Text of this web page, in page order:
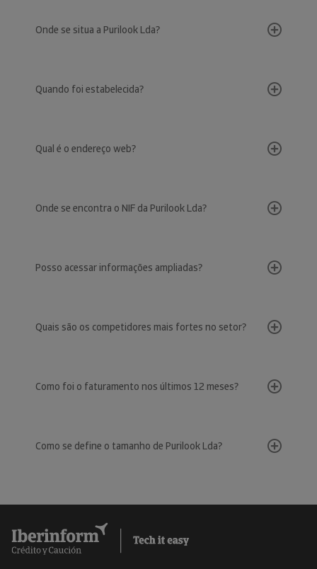
Onde se situa a Purilook Lda?
Quando foi estabelecida?
Qual é o endereço web?
Onde se encontra o NIF da Purilook Lda?
Posso acessar informações ampliadas?
Quais são os competidores mais fortes no setor?
Como foi o faturamento nos últimos 12 meses?
Como se define o tamanho de Purilook Lda?